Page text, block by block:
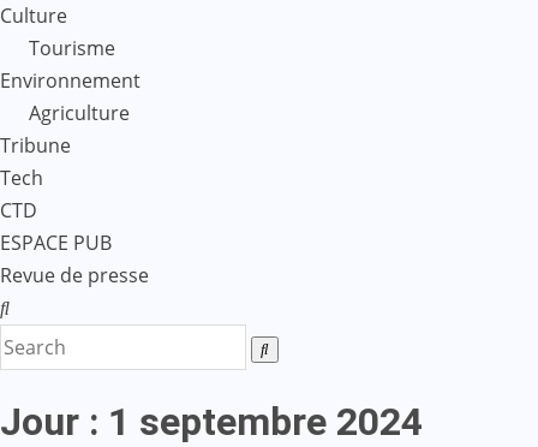
Culture
Tourisme
Environnement
Agriculture
Tribune
Tech
CTD
ESPACE PUB
Revue de presse
Jour : 1 septembre 2024